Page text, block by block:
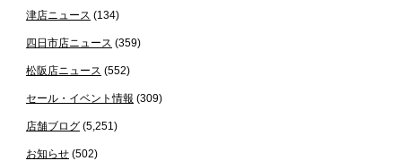
津店ニュース (134)
四日市店ニュース (359)
松阪店ニュース (552)
セール・イベント情報 (309)
店舗ブログ (5,251)
お知らせ (502)